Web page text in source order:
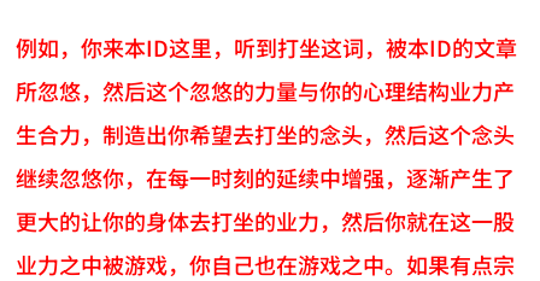
例如，你来本ID这里，听到打坐这词，被本ID的文章
所忽悠，然后这个忽悠的力量与你的心理结构业力产
生合力，制造出你希望去打坐的念头，然后这个念头
继续忽悠你，在每一时刻的延续中增强，逐渐产生了
更大的让你的身体去打坐的业力，然后你就在这一股
业力之中被游戏，你自己也在游戏之中。如果有点宗